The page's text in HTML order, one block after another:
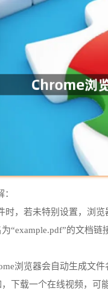
时，若未特别设置，浏
“example.pdf”的文档
浏览器会自动生成文
下载一个在线视频，可